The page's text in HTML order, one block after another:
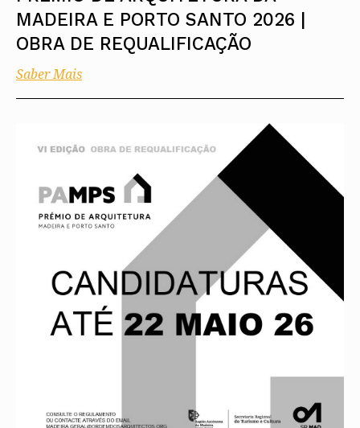
MADEIRA E PORTO SANTO 2026 |
OBRA DE REQUALIFICAÇÃO
Saber Mais